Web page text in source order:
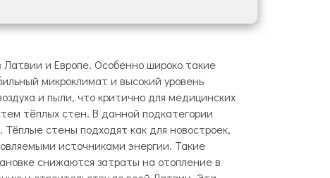
и Европе. Особенно широко такие
микроклимат и высокий уровень
и пыли, что критично для медицинских
тёплых стен. В данной подкатегории
стены подходят как для новостроек,
источниками энергии. Такие
снижаются затраты на отопление в